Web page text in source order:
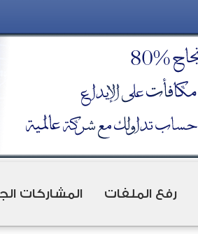
رفع الملفات المشاركات